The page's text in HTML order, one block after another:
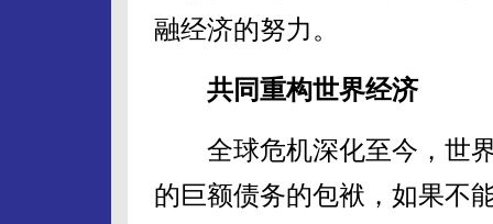
融经济的努力。
共同重构世界经济
全球危机深化至今，世界
的巨额债务的包袱，如果不